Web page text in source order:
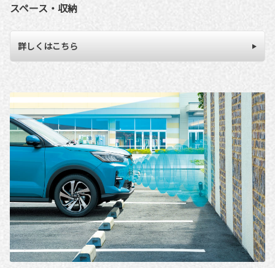
スペース・収納
詳しくはこちら